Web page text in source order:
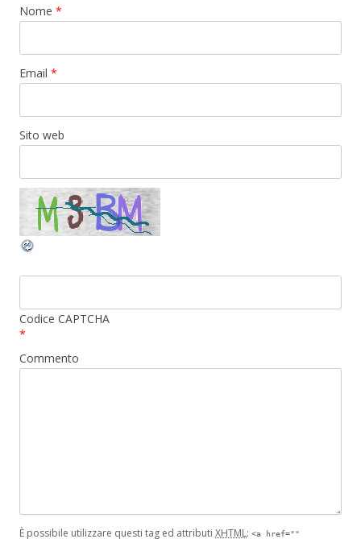
Nome *
Email *
Sito web
Codice CAPTCHA
*
Commento
È possibile utilizzare questi tag ed attributi XHTML: <a href=""